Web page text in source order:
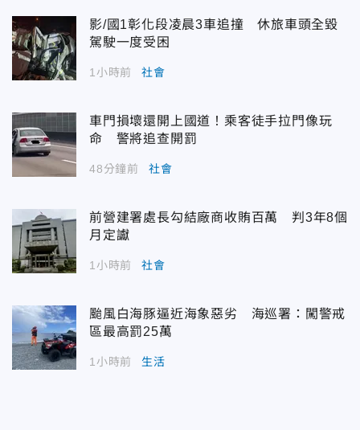
影/國1彰化段凌晨3車追撞 休旅車頭全毀
駕駛一度受困
1小時前 社會
車門損壞還開上國道！乘客徒手拉門像玩
命 警將追查開罰
48分鐘前 社會
前營建署處長勾結廠商收賄百萬 判3年8個
月定讞
1小時前 社會
颱風白海豚逼近海象惡劣 海巡署：闖警戒
區最高罰25萬
1小時前 生活